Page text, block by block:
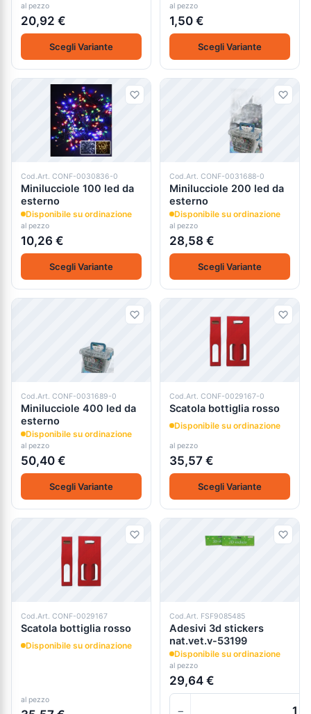
al pezzo
20,92 €
Scegli Variante
al pezzo
1,50 €
Scegli Variante
Cod.Art. CONF-0030836-0
Minilucciole 100 led da
esterno
Disponibile su ordinazione
al pezzo
10,26 €
Scegli Variante
Cod.Art. CONF-0031688-0
Minilucciole 200 led da
esterno
Disponibile su ordinazione
al pezzo
28,58 €
Scegli Variante
Cod.Art. CONF-0031689-0
Minilucciole 400 led da
esterno
Disponibile su ordinazione
al pezzo
50,40 €
Scegli Variante
Cod.Art. CONF-0029167-0
Scatola bottiglia rosso
Disponibile su ordinazione
al pezzo
35,57 €
Scegli Variante
Cod.Art. CONF-0029167
Scatola bottiglia rosso
Disponibile su ordinazione
al pezzo
Cod.Art. FSF9085485
Adesivi 3d stickers
nat.vet.v-53199
Disponibile su ordinazione
al pezzo
29,64 €
−